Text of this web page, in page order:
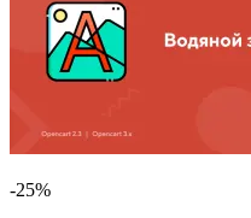
-25%